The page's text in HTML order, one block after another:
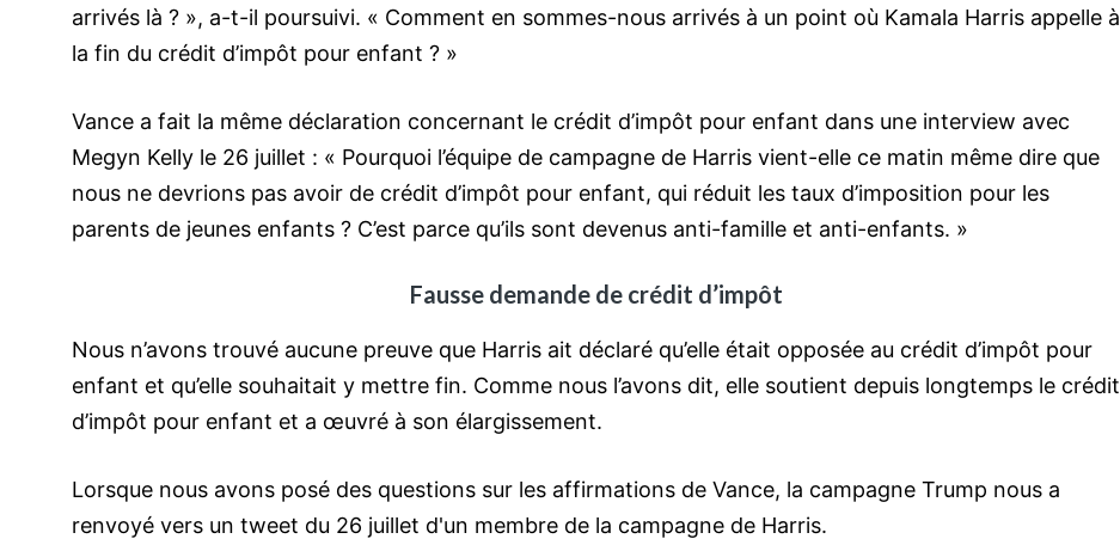
arrivés là ? », a-t-il poursuivi. « Comment en sommes-nous arrivés à un point où Kamala Harris appelle à
la fin du crédit d’impôt pour enfant ? »
Vance a fait la même déclaration concernant le crédit d’impôt pour enfant dans une interview avec
Megyn Kelly le 26 juillet : « Pourquoi l’équipe de campagne de Harris vient-elle ce matin même dire que
nous ne devrions pas avoir de crédit d’impôt pour enfant, qui réduit les taux d’imposition pour les
parents de jeunes enfants ? C’est parce qu’ils sont devenus anti-famille et anti-enfants. »
Fausse demande de crédit d’impôt
Nous n’avons trouvé aucune preuve que Harris ait déclaré qu’elle était opposée au crédit d’impôt pour
enfant et qu’elle souhaitait y mettre fin. Comme nous l’avons dit, elle soutient depuis longtemps le crédit
d’impôt pour enfant et a œuvré à son élargissement.
Lorsque nous avons posé des questions sur les affirmations de Vance, la campagne Trump nous a
renvoyé vers un tweet du 26 juillet d'un membre de la campagne de Harris.